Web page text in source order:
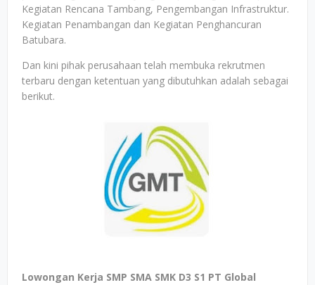
Kegiatan Rencana Tambang, Pengembangan Infrastruktur.
Kegiatan Penambangan dan Kegiatan Penghancuran
Batubara.
Dan kini pihak perusahaan telah membuka rekrutmen
terbaru dengan ketentuan yang dibutuhkan adalah sebagai
berikut.
Lowongan Kerja SMP SMA SMK D3 S1 PT Global